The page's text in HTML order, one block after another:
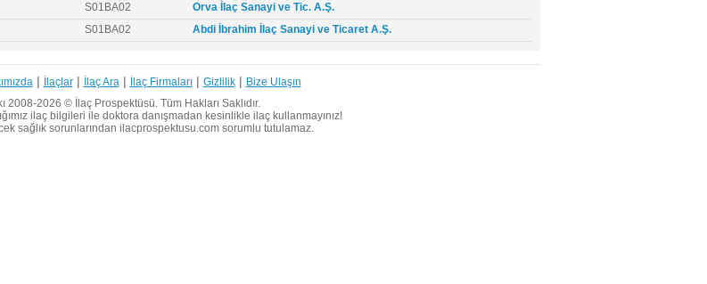
S01BA02
Orva İlaç Sanayi ve Tic. A.Ş.
S01BA02 Abdi İbrahim İlaç Sanayi ve Ticaret A.Ş.
| İlaçlar| İlaç Ara | İlaç Firmaları| Gizlilik| Bize Ulaşın
2008-2026 ©
İlaç Prospektüsü. Tüm Hakları Saklıdır.
ilaç bilgileri ile doktora danışmadan kesinlikle ilaç kullanmayınız!
sağlık sorunlarından ilacprospektusu.com sorumlu tutulamaz.